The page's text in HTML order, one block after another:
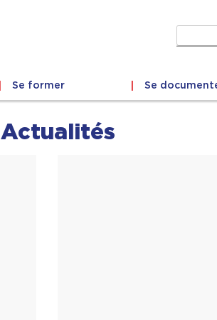
Se former Se
Actualités